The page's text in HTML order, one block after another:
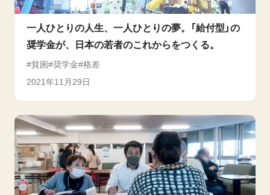
一人ひとりの人生、一人ひとりの夢。「給付型」の
奨学金が、日本の若者のこれからをつくる。
貧困 奨学金 格差
2021年11月29日